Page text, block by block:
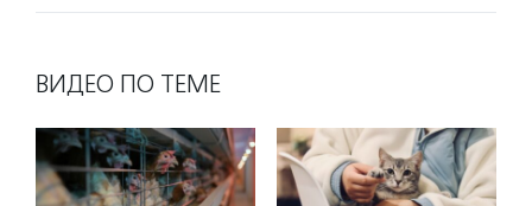
ВИДЕО ПО ТЕМЕ